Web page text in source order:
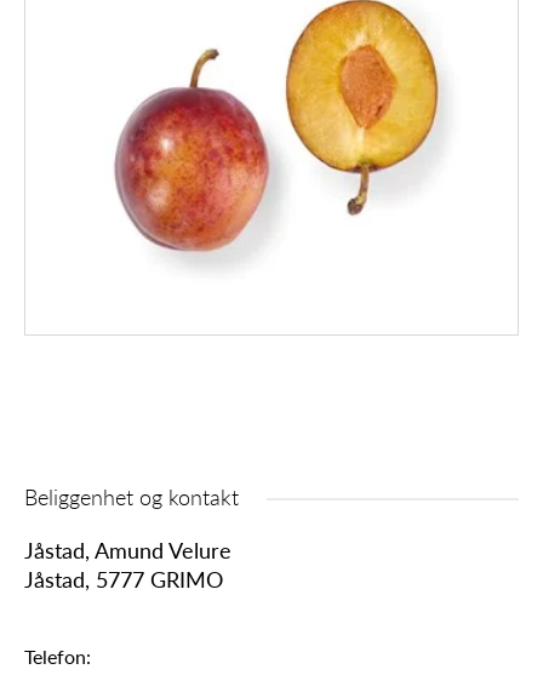
PLOMME NORSK
Beliggenhet og kontakt
Jåstad, Amund Velure
Jåstad, 5777 GRIMO
Telefon: